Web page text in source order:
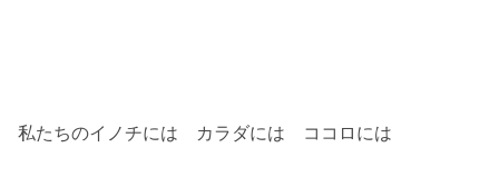
私たちのイノチには カラダには ココロには